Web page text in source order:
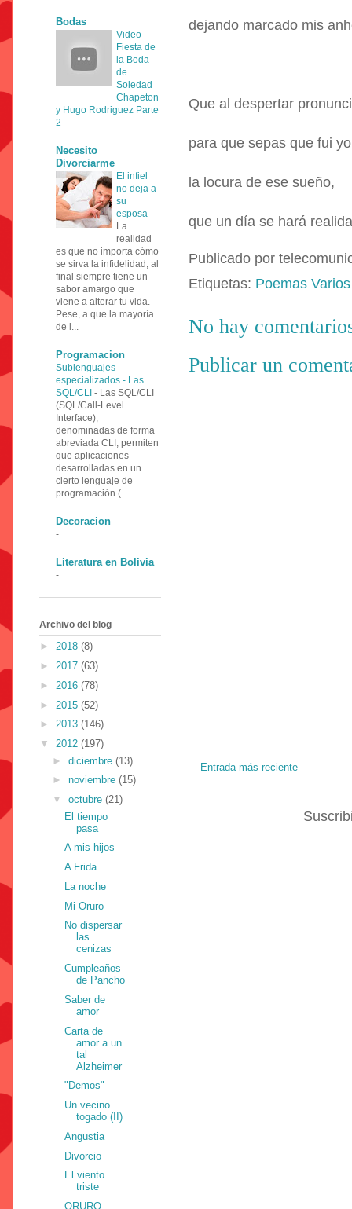
dejando marcado mis
Que al despertar
para que sepas que fui
la locura de ese sueño,
que un día se hará
Publicado por
Etiquetas: Poemas Varios
No hay
Publicar un
Entrada más reciente
Bodas
Video
Fiesta de
la Boda
de
Soledad
Chapeton
y Hugo Rodriguez Parte
2 -
Necesito
Divorciarme
El infiel
no deja a
su
esposa -
La
realidad
es que no importa cómo
se sirva la infidelidad, al
final siempre tiene un
sabor amargo que
viene a alterar tu vida.
Pese, a que la mayoría
de l...
Programacion
Sublenguajes
especializados - Las
SQL/CLI - Las SQL/CLI
(SQL/Call-Level
Interface),
denominadas de forma
abreviada CLI, permiten
que aplicaciones
desarrolladas en un
cierto lenguaje de
programación (...
Decoracion
-
Literatura en Bolivia
-
Archivo del blog
► 2018 (8)
► 2017 (63)
► 2016 (78)
► 2015 (52)
► 2013 (146)
▼ 2012 (197)
► diciembre (13)
► noviembre (15)
▼ octubre (21)
El tiempo
pasa
A mis hijos
A Frida
La noche
Mi Oruro
No dispersar
las
cenizas
Cumpleaños
de Pancho
Saber de
amor
Carta de
amor a un
tal
Alzheimer
"Demos"
Un vecino
togado (II)
Angustia
Divorcio
El viento
triste
ORURO